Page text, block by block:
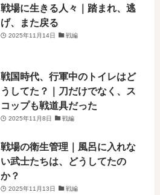
戦場に生きる人々｜踏まれ、逃
げ、また戻る
2025年11月14日 戦編
戦国時代、行軍中のトイレはど
うしてた？｜刀だけでなく、ス
コップも戦道具だった
2025年11月8日 戦編
戦場の衛生管理｜風呂に入れな
い武士たちは、どうしてたの
か？
2025年11月13日 戦編